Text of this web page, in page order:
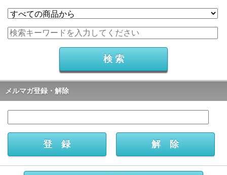
メルマガ登録・解除